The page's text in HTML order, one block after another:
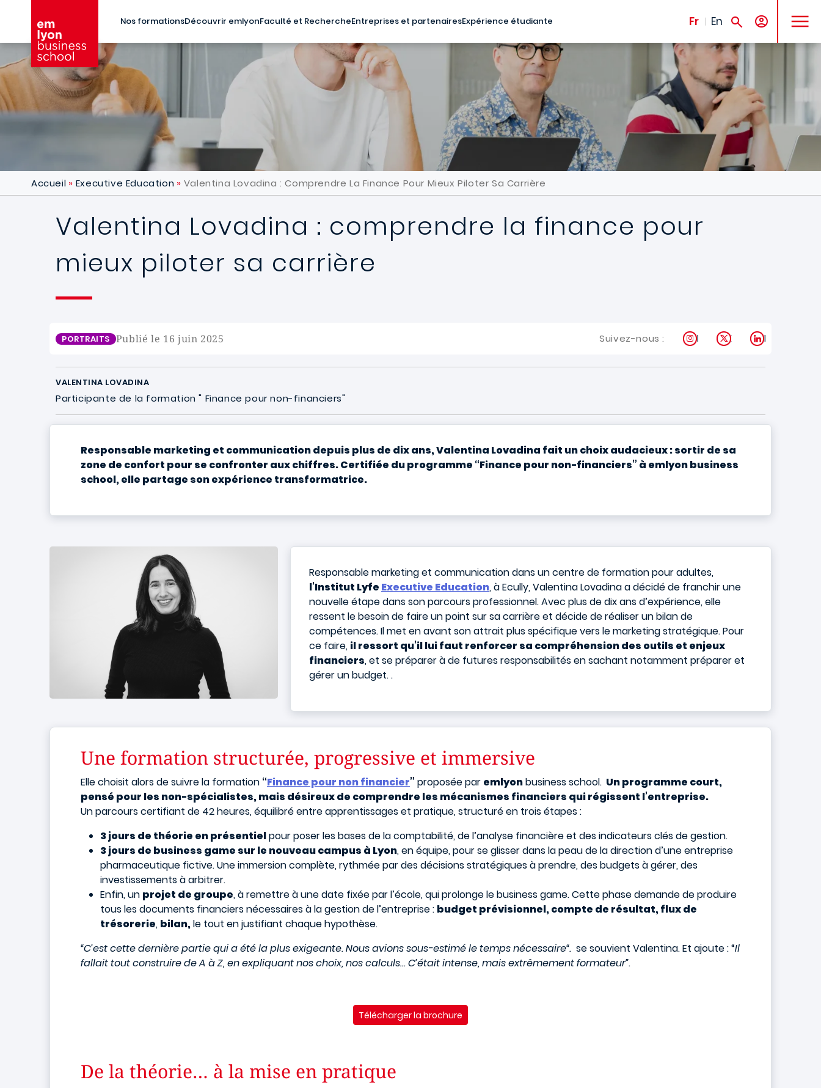
Nos formationsDécouvrir emlyonFaculté et RechercheEntreprises et partenairesExpérience étudiante Fr En
MENU
Accueil Executive Education Valentina Lovadina : Comprendre La Finance Pour Mieux Piloter Sa Carrière
Valentina Lovadina : comprendre la finance pour
mieux piloter sa carrière
PORTRAITS Publié le 16 juin 2025 Suivez-nous : Instagram
X LinkedIn
VALENTINA LOVADINA
Participante de la formation " Finance pour non-financiers"
Responsable marketing et communication depuis plus de dix ans, Valentina Lovadina fait un choix audacieux : sortir de sa
zone de confort pour se confronter aux chiffres. Certifiée du programme “Finance pour non-financiers” à emlyon business
school, elle partage son expérience transformatrice.
Responsable marketing et communication dans un centre de formation pour adultes,
l’Institut Lyfe Executive Education, à Ecully, Valentina Lovadina a décidé de franchir une
nouvelle étape dans son parcours professionnel. Avec plus de dix ans d’expérience, elle
ressent le besoin de faire un point sur sa carrière et décide de réaliser un bilan de
compétences. Il met en avant son attrait plus spécifique vers le marketing stratégique. Pour
ce faire, il ressort qu’il lui faut renforcer sa compréhension des outils et enjeux
financiers, et se préparer à de futures responsabilités en sachant notamment préparer et
gérer un budget..
Une formation structurée, progressive et immersive
Elle choisit alors de suivre la formation “Finance pour non financier” proposée par emlyonbusiness school. Un programme court,
pensé pour les non-spécialistes, mais désireux de comprendre les mécanismes financiers qui régissent l’entreprise.
Un parcours certifiant de 42 heures, équilibré entre apprentissages et pratique, structuré en trois étapes :
3 jours de théorie en présentielpour poser les bases de la comptabilité, de l’analyse financière et des indicateurs clés de gestion.
3 jours de business game sur le nouveau campus à Lyon, en équipe, pour se glisser dans la peau de la direction d’une entreprise
pharmaceutique fictive. Une immersion complète, rythmée par des décisions stratégiques à prendre, des budgets à gérer, des
investissements à arbitrer.
Enfin, un projet de groupe, à remettre à une date fixée par l’école, qui prolonge le business game. Cette phase demande de produire
tous les documents financiers nécessaires à la gestion de l’entreprise : budget prévisionnel, compte de résultat, flux de
trésorerie, bilan,le tout en justifiant chaque hypothèse.
“C’est cette dernière partie qui a été la plus exigeante. Nous avions sous-estimé le temps nécessaire“. se souvient Valentina. Et ajoute : “Il
fallait tout construire de A à Z, en expliquant nos choix, nos calculs… C’était intense, mais extrêmement formateur”.
Télécharger la brochure
De la théorie… à la mise en pratique